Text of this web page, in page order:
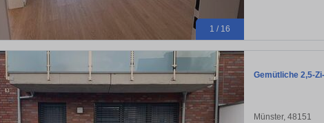
1 / 16
Gemütliche 2,5-
Münster, 48151